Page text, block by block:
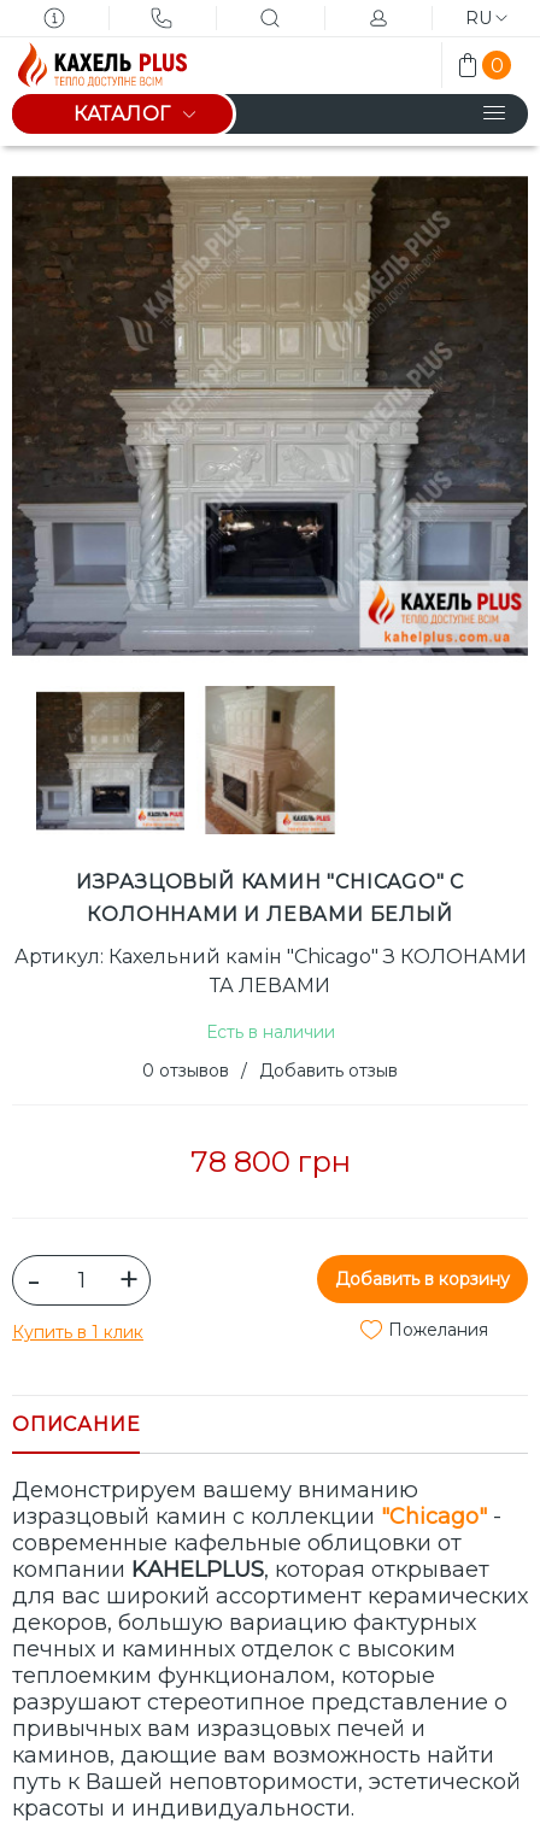
RU
0
КАТАЛОГ
ИЗРАЗЦОВЫЙ КАМИН "CHICAGO" С
КОЛОННАМИ И ЛЕВАМИ БЕЛЫЙ
Артикул: Кахельний камін "Chicago" З КОЛОНАМИ
ТА ЛЕВАМИ
Есть в наличии
0 отзывов
/ Добавить отзыв
78 800 грн
- +
Купить в 1 клик
Добавить в корзину
Пожелания
ОПИСАНИЕ
Демонстрируем вашему вниманию
изразцовый камин с коллекции "Chicago" -
современные кафельные облицовки от
компании KAHELPLUS, которая открывает
для вас широкий ассортимент керамических
декоров, большую вариацию фактурных
печных и каминных отделок с высоким
теплоемким функционалом, которые
разрушают стереотипное представление о
привычных вам изразцовых печей и
каминов, дающие вам возможность найти
путь к Вашей неповторимости, эстетической
красоты и индивидуальности.